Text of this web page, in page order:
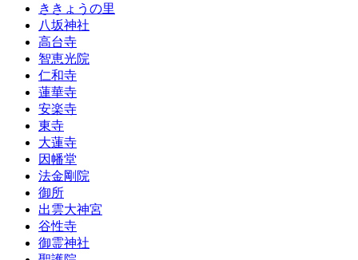
ききょうの里
八坂神社
高台寺
智恵光院
仁和寺
蓮華寺
安楽寺
東寺
大蓮寺
因幡堂
法金剛院
御所
出雲大神宮
谷性寺
御霊神社